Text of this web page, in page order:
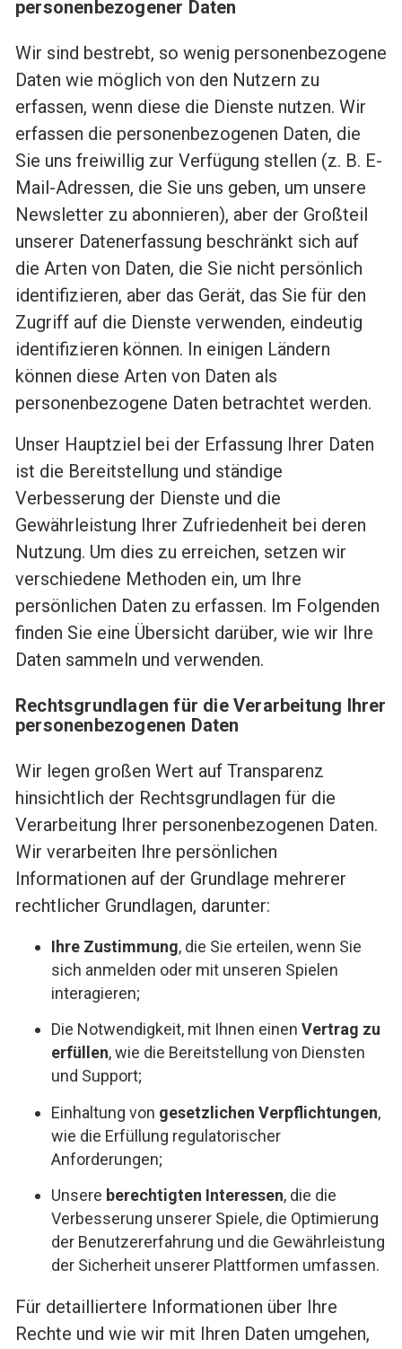
personenbezogener Daten
Wir sind bestrebt, so wenig personenbezogene
Daten wie möglich von den Nutzern zu
erfassen, wenn diese die Dienste nutzen. Wir
erfassen die personenbezogenen Daten, die
Sie uns freiwillig zur Verfügung stellen (z. B. E-
Mail-Adressen, die Sie uns geben, um unsere
Newsletter zu abonnieren), aber der Großteil
unserer Datenerfassung beschränkt sich auf
die Arten von Daten, die Sie nicht persönlich
identifizieren, aber das Gerät, das Sie für den
Zugriff auf die Dienste verwenden, eindeutig
identifizieren können. In einigen Ländern
können diese Arten von Daten als
personenbezogene Daten betrachtet werden.
Unser Hauptziel bei der Erfassung Ihrer Daten
ist die Bereitstellung und ständige
Verbesserung der Dienste und die
Gewährleistung Ihrer Zufriedenheit bei deren
Nutzung. Um dies zu erreichen, setzen wir
verschiedene Methoden ein, um Ihre
persönlichen Daten zu erfassen. Im Folgenden
finden Sie eine Übersicht darüber, wie wir Ihre
Daten sammeln und verwenden.
Rechtsgrundlagen für die Verarbeitung Ihrer
personenbezogenen Daten
Wir legen großen Wert auf Transparenz
hinsichtlich der Rechtsgrundlagen für die
Verarbeitung Ihrer personenbezogenen Daten.
Wir verarbeiten Ihre persönlichen
Informationen auf der Grundlage mehrerer
rechtlicher Grundlagen, darunter:
Ihre Zustimmung, die Sie erteilen, wenn Sie
sich anmelden oder mit unseren Spielen
interagieren;
Die Notwendigkeit, mit Ihnen einen Vertrag zu
erfüllen, wie die Bereitstellung von Diensten
und Support;
Einhaltung von gesetzlichen Verpflichtungen,
wie die Erfüllung regulatorischer
Anforderungen;
Unsere berechtigten Interessen, die die
Verbesserung unserer Spiele, die Optimierung
der Benutzererfahrung und die Gewährleistung
der Sicherheit unserer Plattformen umfassen.
Für detailliertere Informationen über Ihre
Rechte und wie wir mit Ihren Daten umgehen,